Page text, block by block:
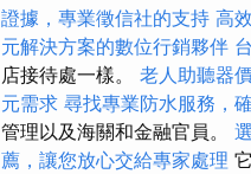
證據，專業徵信社的支持 高
元解決方案的數位行銷夥伴
店接待處一樣。 老人助聽器
元需求 尋找專業防水服務，
管理以及海關和金融官員。
薦，讓您放心交給專家處理